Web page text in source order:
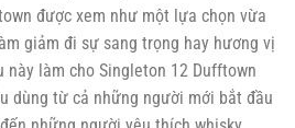
được xem như một lựa chọn vừa
giảm đi sự sang trọng hay hương vị
này làm cho Singleton 12 Dufftown
dùng từ cả những người mới bắt đầu